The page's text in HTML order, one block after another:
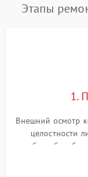
Этапы
1.
Внешний осмотр
целостности
работы
параллакса